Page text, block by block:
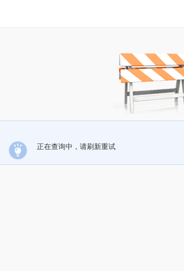
正在查询中，请刷新重试